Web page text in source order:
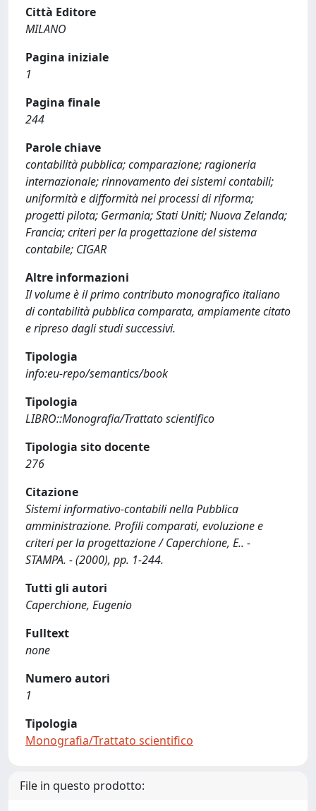
Città Editore
MILANO
Pagina iniziale
1
Pagina finale
244
Parole chiave
contabilità pubblica; comparazione; ragioneria
internazionale; rinnovamento dei sistemi contabili;
uniformità e difformità nei processi di riforma;
progetti pilota; Germania; Stati Uniti; Nuova Zelanda;
Francia; criteri per la progettazione del sistema
contabile; CIGAR
Altre informazioni
Il volume è il primo contributo monografico italiano
di contabilità pubblica comparata, ampiamente citato
e ripreso dagli studi successivi.
Tipologia
info:eu-repo/semantics/book
Tipologia
LIBRO::Monografia/Trattato scientifico
Tipologia sito docente
276
Citazione
Sistemi informativo-contabili nella Pubblica
amministrazione. Profili comparati, evoluzione e
criteri per la progettazione / Caperchione, E.. -
STAMPA. - (2000), pp. 1-244.
Tutti gli autori
Caperchione, Eugenio
Fulltext
none
Numero autori
1
Tipologia
Monografia/Trattato scientifico
File in questo prodotto: